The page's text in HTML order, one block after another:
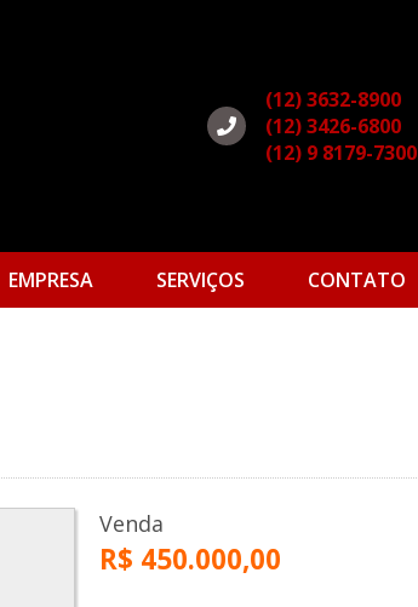
(12) 3632-8900
(12) 3426-6800
(12) 9 8179-7300
EMPRESA SERVIÇOS CONTATO
Venda
R$ 450.000,00